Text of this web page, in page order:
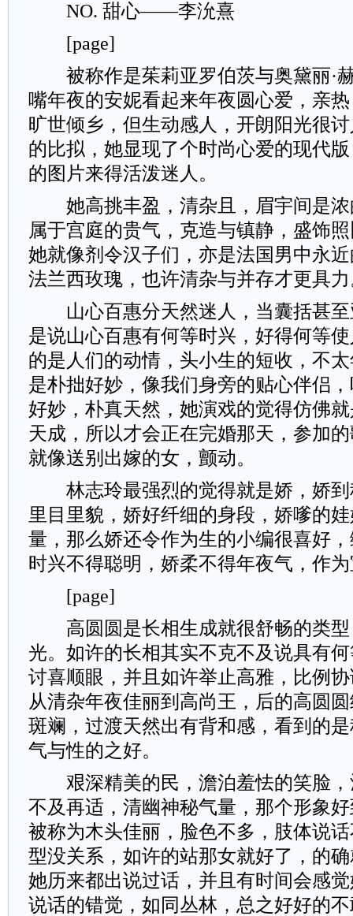
NO. 甜心——李沇熹
[page]
被称作是茱莉亚罗伯茨与奥黛丽·
嘴年夜的安妮看起来年夜圆心爱，亲
旷世倾乡，但生动感人，开朗阳光很
的比拟，她显现了个时尚心爱的现代
的图片来得活泼迷人。
她高挑丰盈，清杂且，眉宇间是浓
属于宫庭的贵气，克造与镇静，盛饰
她就像剂令汉子们，亦是法国男中永
法兰西玫瑰，也许清杂与并存才更具
山心百惠分天然迷人，当囊括甚至
是说山心百惠有何等时兴，好得何等
的是人们的动情，头小生的短收，不
是朴拙好妙，像我们身旁的贴心伴侣
好妙，朴真天然，她演戏的觉得仿佛
天成，所以才会正在完婚那天，参加
就像送别出嫁的女，颤动。
林志玲最强烈的觉得就是娇，娇到
里目里貌，娇好纤细的身段，娇嗲的
量，那么娇还令作为生的小编很喜好
时兴不得聪明，娇柔不得年夜气，作
[page]
高圆圆是长相生成就很舒畅的类型
光。如许的长相其实不克不及说具有
讨喜顺眼，并且如许举止高雅，比例
从清杂年夜佳丽到高尚王，后的高圆
斑斓，过渡天然出有背和感，看到的
气与性的之好。
艰深精美的民，澹泊羞怯的笑脸，
不及再适，清幽神秘气量，那个形象
被称为木头佳丽，脸色不多，肢体说
型没关系，如许的站那女就好了，的
她历来都出说过话，并且有时间会感
说话的错觉，如同丛林，总之好好的